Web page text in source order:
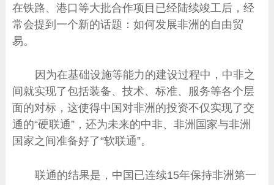
在铁路、港口等大批合作项目已经陆续竣工后，经
常会提到一个新的话题：如何发展非洲的自由贸
易。
因为在基础设施等能力的建设过程中，中非之
间就实现了包括装备、技术、标准、服务等各个层
面的对标，这使得中国对非洲的投资不仅实现了交
通的“硬联通”，还为未来的中非、非洲国家与非洲
国家之间准备好了“软联通”。
联通的结果是，中国已连续15年保持非洲第一